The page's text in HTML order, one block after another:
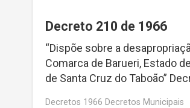
Decreto 210 de 1966
“Dispõe sobre a
Comarca de Barueri, Estado
de Santa Cruz do Taboão”
Decretos 1966 Decretos Municipais